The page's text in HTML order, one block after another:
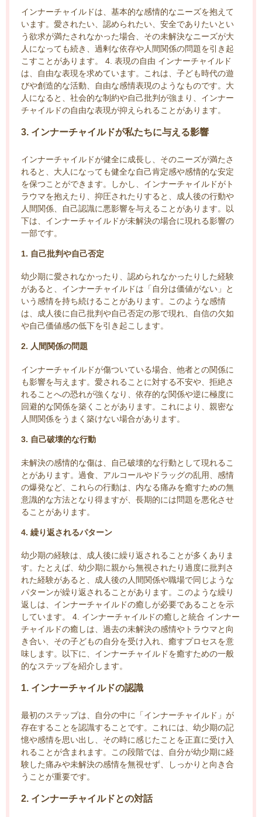
インナーチャイルドは、基本的な感情的なニーズを抱えて
います。愛されたい、認められたい、安全でありたいとい
う欲求が満たされなかった場合、その未解決なニーズが大
人になっても続き、過剰な依存や人間関係の問題を引き起
こすことがあります。 4. 表現の自由 インナーチャイルド
は、自由な表現を求めています。これは、子ども時代の遊
びや創造的な活動、自由な感情表現のようなものです。大
人になると、社会的な制約や自己批判が強まり、インナー
チャイルドの自由な表現が抑えられることがあります。
3. インナーチャイルドが私たちに与える影響
インナーチャイルドが健全に成長し、そのニーズが満たさ
れると、大人になっても健全な自己肯定感や感情的な安定
を保つことができます。しかし、インナーチャイルドがト
ラウマを抱えたり、抑圧されたりすると、成人後の行動や
人間関係、自己認識に悪影響を与えることがあります。以
下は、インナーチャイルドが未解決の場合に現れる影響の
一部です。
1. 自己批判や自己否定
幼少期に愛されなかったり、認められなかったりした経験
があると、インナーチャイルドは「自分は価値がない」と
いう感情を持ち続けることがあります。このような感情
は、成人後に自己批判や自己否定の形で現れ、自信の欠如
や自己価値感の低下を引き起こします。
2. 人間関係の問題
インナーチャイルドが傷ついている場合、他者との関係に
も影響を与えます。愛されることに対する不安や、拒絶さ
れることへの恐れが強くなり、依存的な関係や逆に極度に
回避的な関係を築くことがあります。これにより、親密な
人間関係をうまく築けない場合があります。
3. 自己破壊的な行動
未解決の感情的な傷は、自己破壊的な行動として現れるこ
とがあります。過食、アルコールやドラッグの乱用、感情
の爆発など、これらの行動は、内なる痛みを癒すための無
意識的な方法となり得ますが、長期的には問題を悪化させ
ることがあります。
4. 繰り返されるパターン
幼少期の経験は、成人後に繰り返されることが多くありま
す。たとえば、幼少期に親から無視されたり過度に批判さ
れた経験があると、成人後の人間関係や職場で同じような
パターンが繰り返されることがあります。このような繰り
返しは、インナーチャイルドの癒しが必要であることを示
しています。 4. インナーチャイルドの癒しと統合 インナー
チャイルドの癒しは、過去の未解決の感情やトラウマと向
き合い、その子どもの自分を受け入れ、癒すプロセスを意
味します。以下に、インナーチャイルドを癒すための一般
的なステップを紹介します。
1. インナーチャイルドの認識
最初のステップは、自分の中に「インナーチャイルド」が
存在することを認識することです。これには、幼少期の記
憶や感情を思い出し、その時に感じたことを正直に受け入
れることが含まれます。この段階では、自分が幼少期に経
験した痛みや未解決の感情を無視せず、しっかりと向き合
うことが重要です。
2. インナーチャイルドとの対話